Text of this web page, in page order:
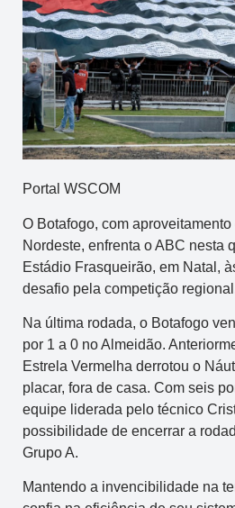
Portal WSCOM
O Botafogo, com
Nordeste, enfrenta o ABC nesta
Estádio Frasqueirão, em Natal,
desafio pela competição
Na última rodada, o Botafogo
por 1 a 0 no Almeidão.
Estrela Vermelha derrotou o
placar, fora de casa. Com seis
equipe liderada pelo técnico
possibilidade de encerrar a
Grupo A.
Mantendo a invencibilidade na